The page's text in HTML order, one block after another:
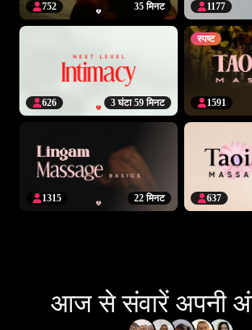
35 मिनट
752 1177
3 घंटा 59 मिनट
626
स्पष्ट
1591
22 मिनट
1315 637
आज से संवारें अपनी